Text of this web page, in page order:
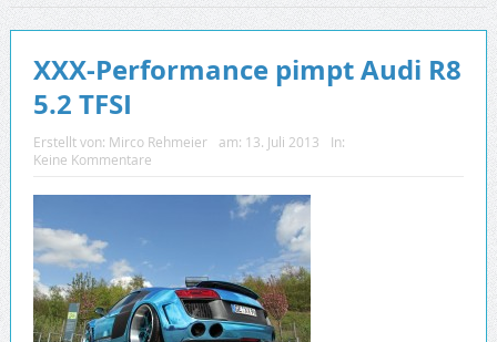
XXX-Performance pimpt Audi R8
5.2 TFSI
Erstellt von: Mirco Rehmeier am: 13. Juli 2013
In:
Keine Kommentare